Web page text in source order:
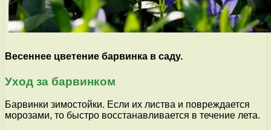
Весеннее цветение барвинка в саду.
Уход за барвинком
Барвинки зимостойки. Если их листва и повреждается
морозами, то быстро восстанавливается в течение лета.